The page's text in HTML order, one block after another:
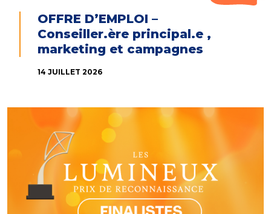
OFFRE D’EMPLOI –
Conseiller.ère principal.e ,
marketing et campagnes
14 JUILLET 2026